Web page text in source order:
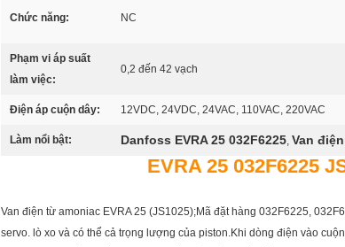
Chức năng: NC
Phạm vi áp suất
làm việc:
0,2 đến 42 vạch
Điện áp cuộn dây: 12VDC, 24VDC, 24VAC, 110VAC, 220VAC
Làm nổi bật: Danfoss EVRA 25 032F6225, Van
EVRA 25 032F6225
Van điện từ amoniac EVRA 25 (JS1025);Mã đặt hàng 032F6225,
servo. lò xo và có thể cả trọng lượng của piston.Khi dòng điện vào